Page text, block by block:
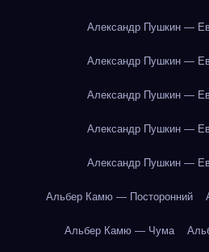
Александр Пушкин —
Александр Пушкин —
Александр Пушкин —
Александр Пушкин —
Александр Пушкин —
Альбер Камю — Посторонний
Альбер Камю — Чума